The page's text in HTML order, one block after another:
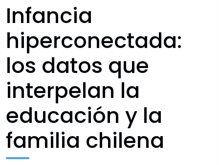
Infancia
hiperconectada:
los datos que
interpelan la
educación y la
familia chilena